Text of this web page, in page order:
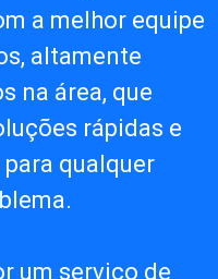
a melhor equipe
altamente
na área, que
rápidas e
qualquer
um serviço de